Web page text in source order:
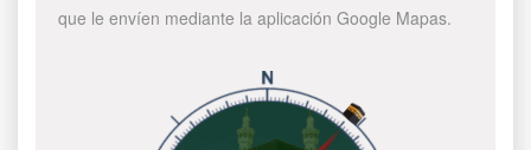
que le envíen mediante la aplicación Google Mapas.